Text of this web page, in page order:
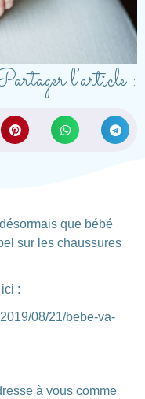
l’article :
que bébé
sur les chaussures
:
08/21/bebe-va-
à vous comme